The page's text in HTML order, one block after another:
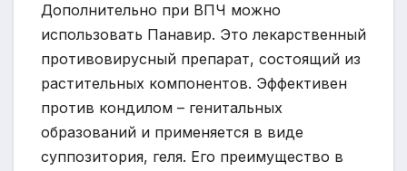
Дополнительно при ВПЧ можно
использовать Панавир. Это лекарственный
противовирусный препарат, состоящий из
растительных компонентов. Эффективен
против кондилом – генитальных
образований и применяется в виде
суппозитория, геля. Его преимущество в